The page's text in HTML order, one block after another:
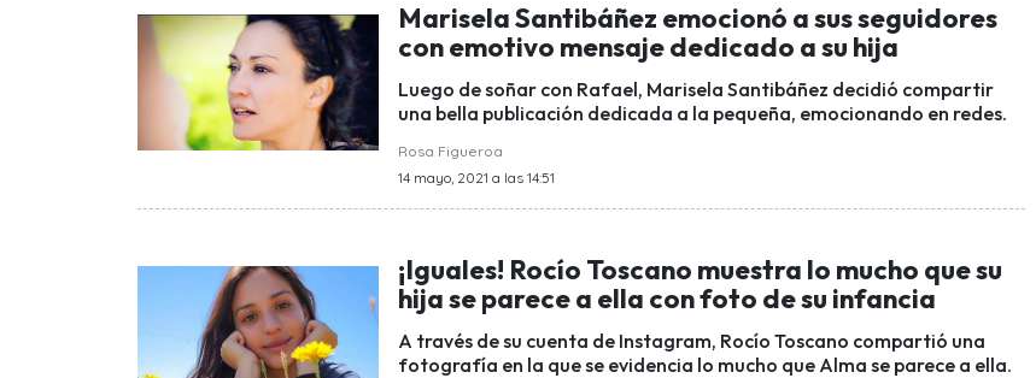
Marisela Santibáñez emocionó a sus seguidores
con emotivo mensaje dedicado a su hija
Luego de soñar con Rafael, Marisela Santibáñez decidió compartir
una bella publicación dedicada a la pequeña, emocionando en redes.
Rosa Figueroa
14 mayo, 2021 a las 14:51
¡Iguales! Rocío Toscano muestra lo mucho que su
hija se parece a ella con foto de su infancia
A través de su cuenta de Instagram, Rocío Toscano compartió una
fotografía en la que se evidencia lo mucho que Alma se parece a ella.